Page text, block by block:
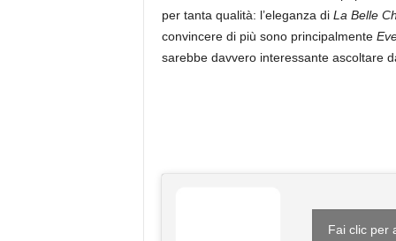
per tanta qualità: l’eleganza di La Belle
convincere di più sono principalmente
sarebbe davvero interessante ascoltare
Fai clic per